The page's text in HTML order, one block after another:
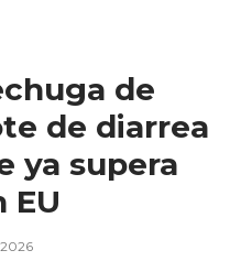
de
de diarrea
ya supera
EU
2026